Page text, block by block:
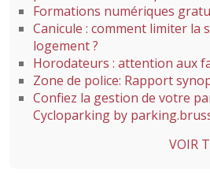
Formations numériques
Canicule : comment limiter la
logement ?
Horodateurs : attention aux
Zone de police: Rapport
Confiez la gestion de votre
Cycloparking by
VOIR